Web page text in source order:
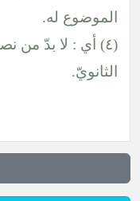
الموضوع له.
(٤) أي : لا بدّ من
الثانويّ.